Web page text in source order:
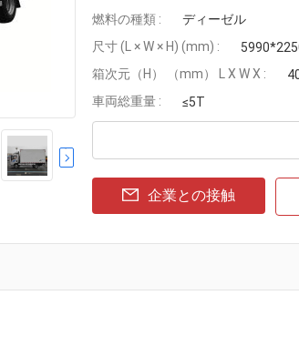
燃料の種類 :
ディーゼル
尺寸 (L × W × H) (mm) :
箱次元（H） （mm） L X W X :
車両総重量 :
≤5T
企業との接触